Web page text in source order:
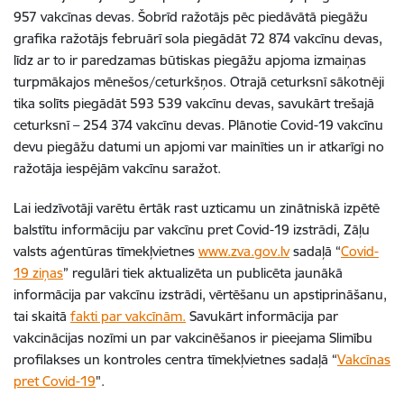
957 vakcīnas devas. Šobrīd ražotājs pēc piedāvātā piegāžu
grafika ražotājs februārī sola piegādāt 72 874 vakcīnu devas,
līdz ar to ir paredzamas būtiskas piegāžu apjoma izmaiņas
turpmākajos mēnešos/ceturkšņos. Otrajā ceturksnī sākotnēji
tika solīts piegādāt 593 539 vakcīnu devas, savukārt trešajā
ceturksnī – 254 374 vakcīnu devas. Plānotie Covid-19 vakcīnu
devu piegāžu datumi un apjomi var mainīties un ir atkarīgi no
ražotāja iespējām vakcīnu saražot.
Lai iedzīvotāji varētu ērtāk rast uzticamu un zinātniskā izpētē
balstītu informāciju par vakcīnu pret Covid-19 izstrādi, Zāļu
valsts aģentūras tīmekļvietnes www.zva.gov.lvsadaļā “Covid-
19 ziņas” regulāri tiek aktualizēta un publicēta jaunākā
informācija par vakcīnu izstrādi, vērtēšanu un apstiprināšanu,
tai skaitā fakti par vakcīnām. Savukārt informācija par
vakcinācijas nozīmi un par vakcinēšanos ir pieejama Slimību
profilakses un kontroles centra tīmekļvietnes sadaļā “Vakcīnas
pret Covid-19".